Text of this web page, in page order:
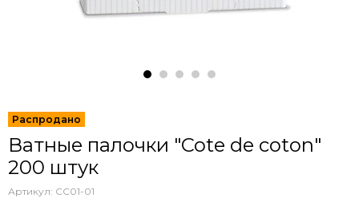
Ватные палочки "Cote de coton"
200 штук
Артикул: CC01-01